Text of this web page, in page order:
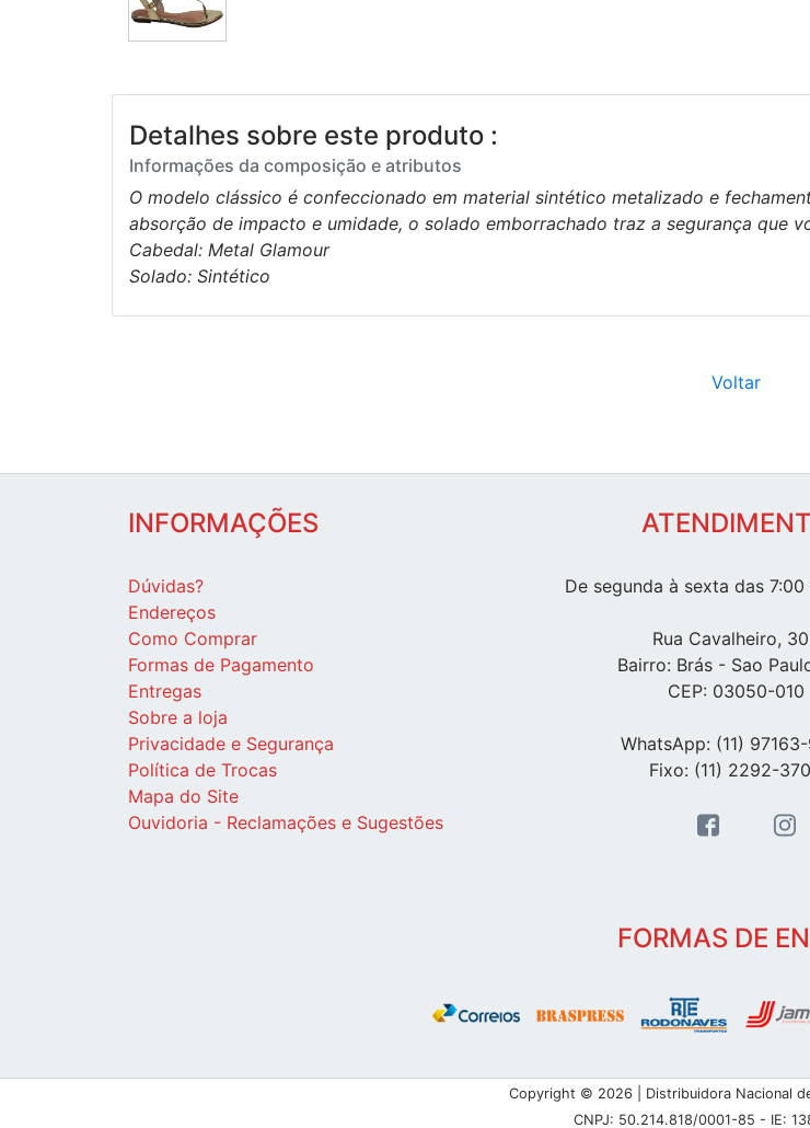
Detalhes sobre este produto :
Informações da composição e atributos
O modelo clássico é confeccionado em material sintético metalizado e
absorção de impacto e umidade, o solado emborrachado traz a segurança que
Cabedal: Metal Glamour
Solado: Sintético
Voltar
INFORMAÇÕES
Dúvidas?
Endereços
Como Comprar
Formas de Pagamento
Entregas
Sobre a loja
Privacidade e Segurança
Política de Trocas
Mapa do Site
Ouvidoria - Reclamações e Sugestões
De segunda à sexta das 7:00
Rua Cavalheiro,
Bairro: Brás - Sao
CEP: 03050-010
WhatsApp: (11)
Fixo: (11) 2292-
FORMAS DE
Copyright © 2026 | Distribuidora Nacional
CNPJ: 50.214.818/0001-85 - IE: